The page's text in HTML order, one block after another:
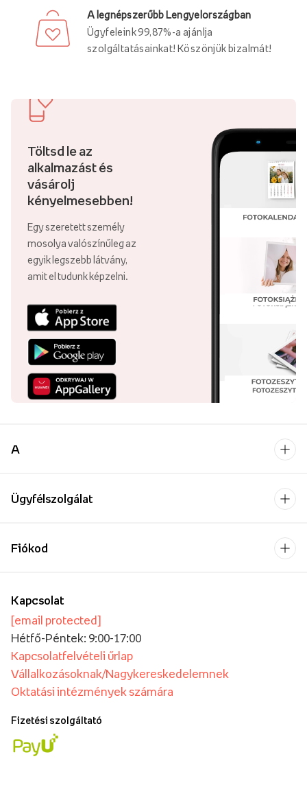
A legnépszerűbb Lengyelországban
Ügyfeleink 99,87%-a ajánlja
szolgáltatásainkat! Köszönjük bizalmát!
Töltsd le az
alkalmazást és
vásárolj
kényelmesebben!
Egy szeretett személy
mosolya valószínűleg az
egyik legszebb látvány,
amit el tudunk képzelni.
A
Ügyfélszolgálat
Kapcsolat
[email protected]
Hétfő-Péntek: 9:00-17:00
Kapcsolatfelvételi űrlap
Vállalkozásoknak/Nagykereskedelemnek
Oktatási intézmények számára
Fizetési szolgáltató
Fiókod